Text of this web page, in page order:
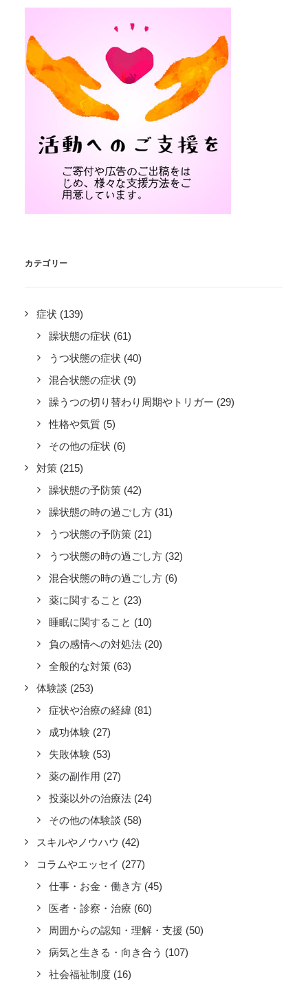
カテゴリー
症状 (139)
躁状態の症状 (61)
うつ状態の症状 (40)
混合状態の症状 (9)
躁うつの切り替わり周期やトリガー (29)
性格や気質 (5)
その他の症状 (6)
対策 (215)
躁状態の予防策 (42)
躁状態の時の過ごし方 (31)
うつ状態の予防策 (21)
うつ状態の時の過ごし方 (32)
混合状態の時の過ごし方 (6)
薬に関すること (23)
睡眠に関すること (10)
負の感情への対処法 (20)
全般的な対策 (63)
体験談 (253)
症状や治療の経緯 (81)
成功体験 (27)
失敗体験 (53)
薬の副作用 (27)
投薬以外の治療法 (24)
その他の体験談 (58)
スキルやノウハウ (42)
コラムやエッセイ (277)
仕事・お金・働き方 (45)
医者・診察・治療 (60)
周囲からの認知・理解・支援 (50)
病気と生きる・向き合う (107)
社会福祉制度 (16)